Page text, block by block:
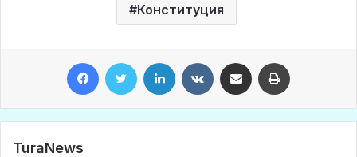
Конституция
TuraNews